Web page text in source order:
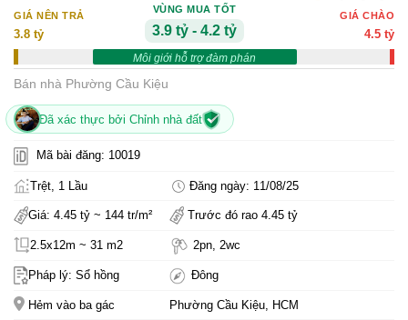
GIÁ NÊN TRẢ
3.8 tỷ
VÙNG MUA TỐT
3.9 tỷ - 4.2 tỷ
Môi giới hỗ trợ đàm phán
GIÁ CHÀO
4.5 tỷ
Bán nhà Phường Cầu Kiệu
Đã xác thực bởi Chỉnh nhà đất
Mã bài đăng: 10019
Trệt, 1 Lầu Đăng ngày: 11/08/25
Giá: 4.45 tỷ ~ 144 tr/m² Trước đó rao 4.45 tỷ
2.5x12m ~ 31 m2 2pn, 2wc
Pháp lý: Sổ hồng Đông
Hẻm vào ba gác Phường Cầu Kiệu, HCM